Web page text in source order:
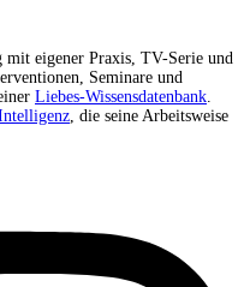
eigener Praxis, TV-Serie und
Seminare und
Liebes-Wissensdatenbank
, die seine Arbeitsweise